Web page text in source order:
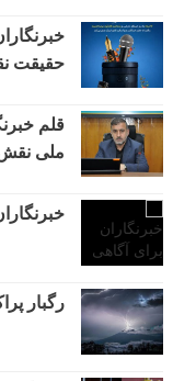
حقیقت
قلم
ملی
رگبار